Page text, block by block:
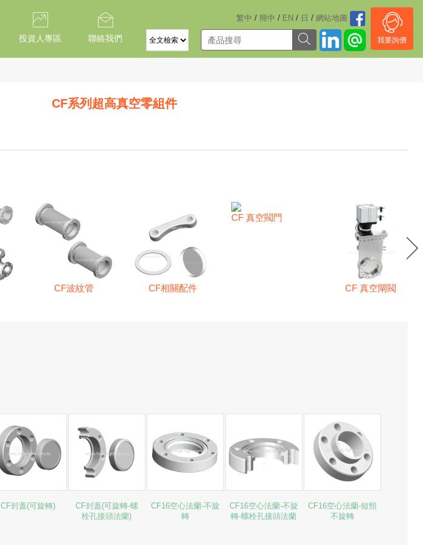
繁中 / 簡中 / EN / 日 / 網站地圖
我要詢價
投資人專區 聯絡我們
CF系列超高真空零組件
CF波紋管 CF相關配件
CF 真空閥門
CF 真空閘閥
CF封蓋(可旋轉)
CF封蓋(可旋轉-螺
栓孔接頭法蘭)
CF16空心法蘭-不旋
轉
CF16空心法蘭-不旋
轉-螺栓孔接頭法蘭
CF16空心法蘭-短頸
不旋轉